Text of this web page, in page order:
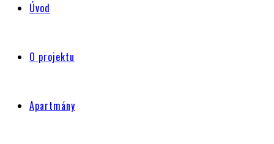
Úvod
O projektu
Apartmány